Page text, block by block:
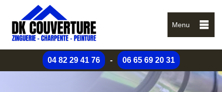
Menu
04 82 29 41 76 - 06 65 69 20 31